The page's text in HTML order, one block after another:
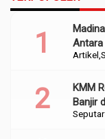
Artikel
Antara
KMM
Banjir